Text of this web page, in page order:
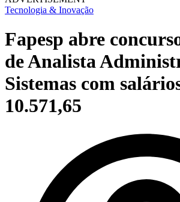
Tecnologia & Inovação
Fapesp abre
de Analista
Sistemas com
10.571,65